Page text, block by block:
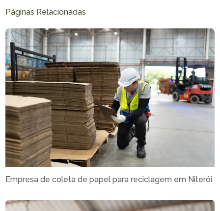
Páginas Relacionadas
Empresa de coleta de papel para reciclagem em Niterói